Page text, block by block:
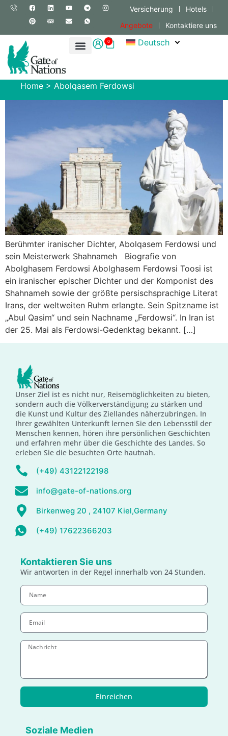
Versicherung
Hotels
Angebote
Kontaktiere uns
0 Deutsch
Home > Abolqasem Ferdowsi
Berühmter iranischer Dichter, Abolqasem Ferdowsi und
sein Meisterwerk Shahnameh Biografie von
Abolghasem Ferdowsi Abolghasem Ferdowsi Toosi ist
ein iranischer epischer Dichter und der Komponist des
Shahnameh sowie der größte persischsprachige Literat
Irans, der weltweiten Ruhm erlangte. Sein Spitzname ist
„Abul Qasim“ und sein Nachname „Ferdowsi“. In Iran ist
der 25. Mai als Ferdowsi-Gedenktag bekannt. […]
Unser Ziel ist es nicht nur, Reisemöglichkeiten zu bieten,
sondern auch die Völkerverständigung zu stärken und
die Kunst und Kultur des Ziellandes näherzubringen. In
Ihrer gewählten Unterkunft lernen Sie den Lebensstil der
Menschen kennen, hören ihre persönlichen Geschichten
und erfahren mehr über die Geschichte des Landes. So
erleben Sie die besuchten Orte hautnah.
(+49) 43122122198
info@gate-of-nations.org
Birkenweg 20 , 24107 Kiel,Germany
(+49) 17622366203
Kontaktieren Sie uns
Wir antworten in der Regel innerhalb von 24 Stunden.
Einreichen
Soziale Medien